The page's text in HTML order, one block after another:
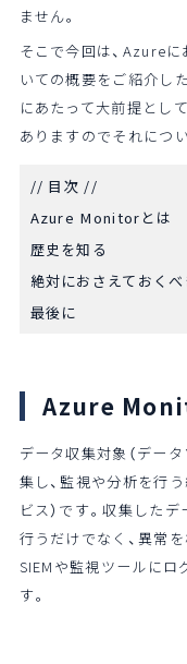
ません。
そこで今回は、Azure
いての概要をご紹介し
にあたって大前提とし
ありますのでそれにつ
// 目次 //
Azure Monitorとは
歴史を知る
絶対におさえておく
最後に
Azure
データ収集対象（データ
集し、監視や分析を行
ビス）です。収集した
行うだけでなく、異常
SIEMや監視ツールにロ
す。